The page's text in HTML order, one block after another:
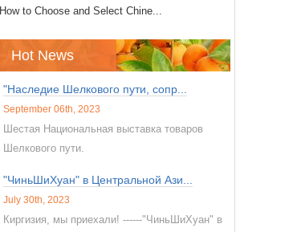
How to Choose and Select Chine...
Hot News
"Наследие Шелкового пути, сопр...
September 06th, 2023
Шестая Национальная выставка товаров
Шелкового пути.
"ЧиньШиХуан" в Центральной Ази...
July 30th, 2023
Киргизия, мы приехали! ------"ЧиньШиХуан" в